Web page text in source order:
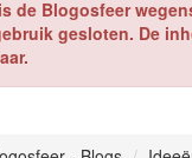
de Blogosfeer
gesloten. De